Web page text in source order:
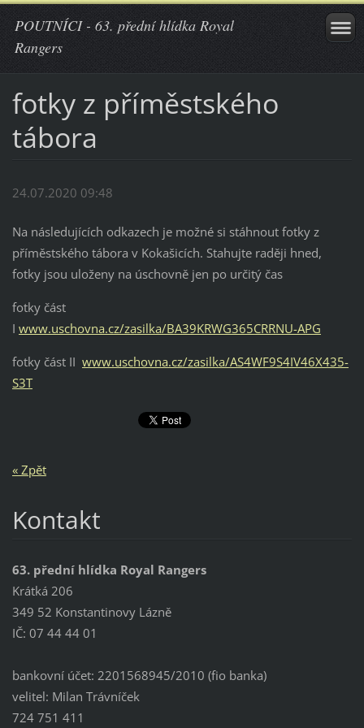
POUTNÍCI - 63. přední hlídka Royal
Rangers
fotky z příměstského
tábora
24.07.2020 09:48
Na následujících odkazech je možné si stáhnout fotky z
příměstského tábora v Kokašicích. Stahujte raději hned,
fotky jsou uloženy na úschovně jen po určitý čas
fotky část
I www.uschovna.cz/zasilka/BA39KRWG365CRRNU-APG
fotky část II www.uschovna.cz/zasilka/AS4WF9S4IV46X435-
S3T
« Zpět
Kontakt
63. přední hlídka Royal Rangers
Krátká 206
349 52 Konstantinovy Lázně
IČ: 07 44 44 01
bankovní účet: 2201568945/2010 (fio banka)
velitel: Milan Trávníček
724 751 411